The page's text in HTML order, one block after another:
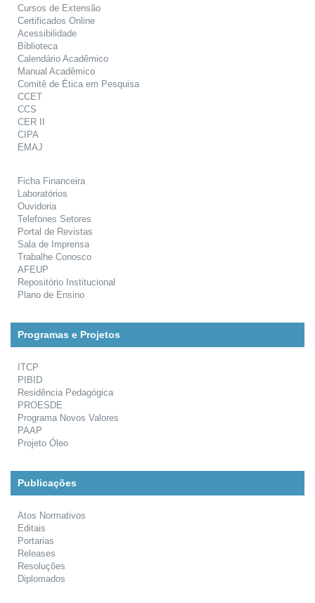
Cursos de Extensão
Certificados Online
Acessibilidade
Biblioteca
Calendário Acadêmico
Manual Acadêmico
Comitê de Ética em Pesquisa
CCET
CCS
CER II
CIPA
EMAJ
Ficha Financeira
Laboratórios
Ouvidoria
Telefones Setores
Portal de Revistas
Sala de Imprensa
Trabalhe Conosco
AFEUP
Repositório Institucional
Plano de Ensino
Programas e Projetos
ITCP
PIBID
Residência Pedagógica
PROESDE
Programa Novos Valores
PAAP
Projeto Óleo
Publicações
Atos Normativos
Editais
Portarias
Releases
Resoluções
Diplomados